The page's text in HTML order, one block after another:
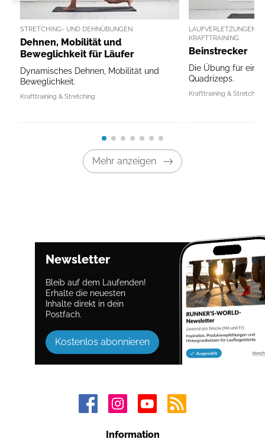
STRETCHING- UND DEHNÜBUNGEN
Dehnen, Mobilität und
Beweglichkeit für Läufer
Dynamisches Dehnen, Mobilität und
Beweglichkeit.
Krafttraining & Stretching
LAUFVERLETZUNGEN
KRAFTTRAINING
Beinstrecker
Die Übung für
Quadrizeps.
Krafttraining & Stretching
Mehr anzeigen
Newsletter
Bleib auf dem Laufenden!
Erhalte die neuesten
Inhalte direkt in dein
Postfach.
Kostenlos abonnieren
Information